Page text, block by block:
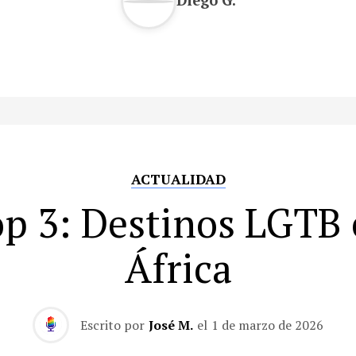
ACTUALIDAD
3: Destinos LGTB
África
Escrito por José M. el 1 de marzo de 2026